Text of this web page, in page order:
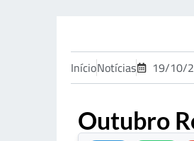
InícioNotícias 19/10/
Outubro